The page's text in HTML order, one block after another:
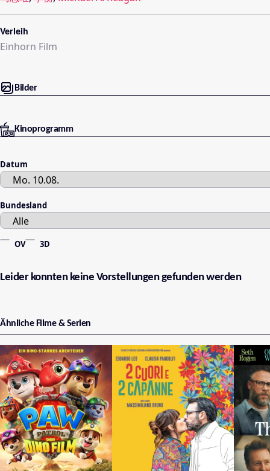
Verleih
Einhorn Film
Bilder
Kinoprogramm
Datum
Bundesland
OV 3D
Leider konnten keine Vorstellungen gefunden werden
Ähnliche Filme & Serien